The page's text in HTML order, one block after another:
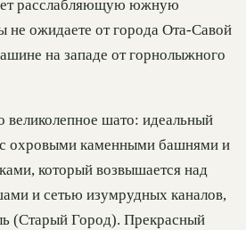
расслабляющую южную
не ожидаете от города Ота-Савой
на западе от горнолыжного
великолепное шато: идеальный
охровыми каменными башнями и
который возвышается над
и сетью изумрудных каналов,
(Старый Город). Прекрасный